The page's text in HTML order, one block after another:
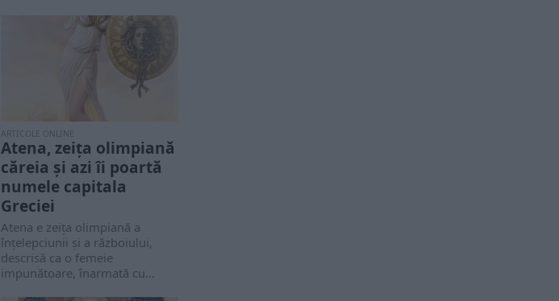
ARTICOLE ONLINE
Atena, zeița olimpiană
căreia și azi îi poartă
numele capitala
Greciei
Atena e zeița olimpiană a
înțelepciunii și a războiului,
descrisă ca o femeie
impunătoare, înarmată cu...